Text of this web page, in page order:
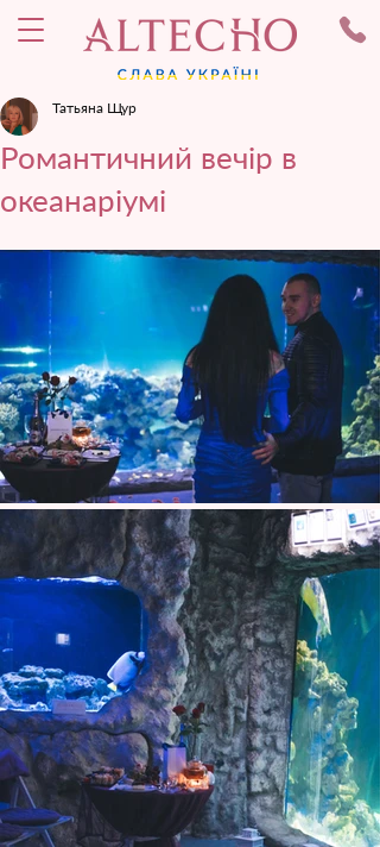
Романтичний вечір в
океанаріумі
Татьяна Щур